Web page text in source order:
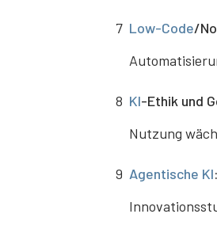
7 Low-Code/
8 KI-Ethik und
Nutzung
9 Agentische KI: